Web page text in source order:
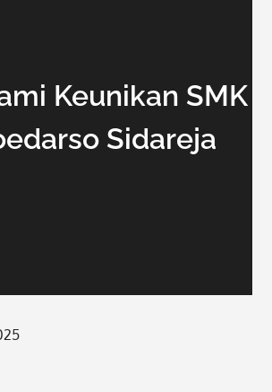
Keunikan SMK
Sidareja